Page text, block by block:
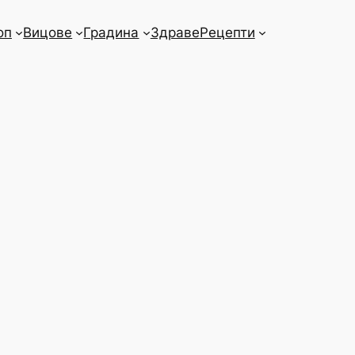
Вицове Градина ЗдравеРецепти